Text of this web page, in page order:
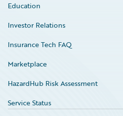
Education
Investor Relations
Insurance Tech FAQ
Marketplace
HazardHub Risk Assessment
Service Status